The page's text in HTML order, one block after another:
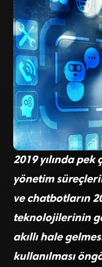
2019 yılında
yönetim
ve chatbotların
teknolojilerinin
akıllı hale
kullanılması